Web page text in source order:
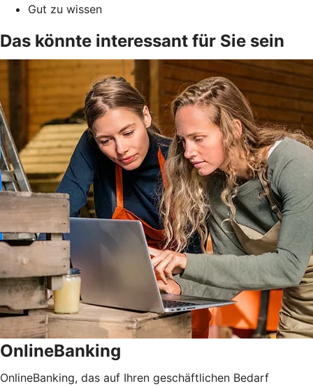
Gut zu wissen
Das könnte interessant für Sie sein
OnlineBanking
OnlineBanking, das auf Ihren geschäftlichen Bedarf